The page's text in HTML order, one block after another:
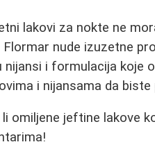
lakovi za nokte ne
Flormar nude izuzetne
nijansi i formulacija koje
i nijansama da
omiljene jeftine lakove